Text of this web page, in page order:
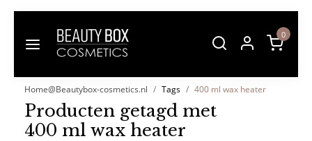
0
Home@Beautybox-cosmetics.nl Tags 400 ml wax heater
Producten getagd met
400 ml wax heater